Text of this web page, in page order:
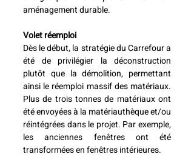
aménagement durable.
Volet réemploi
Dès le début, la stratégie du Carrefour a
été de privilégier la déconstruction
plutôt que la démolition, permettant
ainsi le réemploi massif des matériaux.
Plus de trois tonnes de matériaux ont
été envoyées à la matériauthèque et/ou
réintégrées dans le projet. Par exemple,
les anciennes fenêtres ont été
transformées en fenêtres intérieures.